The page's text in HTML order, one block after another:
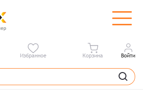
Избранное Корзина Войти